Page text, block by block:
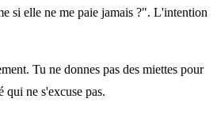
si elle ne me paie jamais ?". L'intention
Tu ne donnes pas des miettes pour
qui ne s'excuse pas.